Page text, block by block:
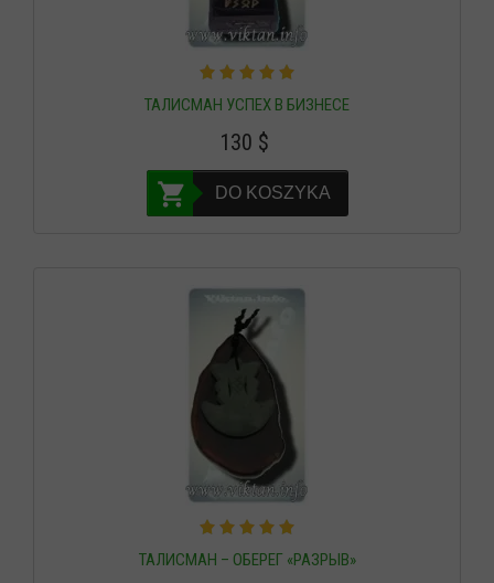
ТАЛИСМАН УСПЕХ В БИЗНЕСЕ
130 $
DO KOSZYKA
ТАЛИСМАН – ОБЕРЕГ «РАЗРЫВ»